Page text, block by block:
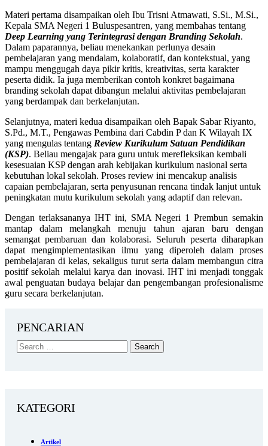
Materi pertama disampaikan oleh Ibu Trisni Atmawati, S.Si., M.Si.,
Kepala SMA Negeri 1 Buluspesantren, yang membahas tentang
Deep Learning yang Terintegrasi dengan Branding Sekolah.
Dalam paparannya, beliau menekankan perlunya desain
pembelajaran yang mendalam, kolaboratif, dan kontekstual, yang
mampu menggugah daya pikir kritis, kreativitas, serta karakter
peserta didik. Ia juga memberikan contoh konkret bagaimana
branding sekolah dapat dibangun melalui aktivitas pembelajaran
yang berdampak dan berkelanjutan.
Selanjutnya, materi kedua disampaikan oleh Bapak Sabar Riyanto,
S.Pd., M.T., Pengawas Pembina dari Cabdin P dan K Wilayah IX
yang mengulas tentang Review Kurikulum Satuan Pendidikan
(KSP). Beliau mengajak para guru untuk merefleksikan kembali
kesesuaian KSP dengan arah kebijakan kurikulum nasional serta
kebutuhan lokal sekolah. Proses review ini mencakup analisis
capaian pembelajaran, serta penyusunan rencana tindak lanjut untuk
peningkatan mutu kurikulum sekolah yang adaptif dan relevan.
Dengan terlaksananya IHT ini, SMA Negeri 1 Prembun semakin
mantap dalam melangkah menuju tahun ajaran baru dengan
semangat pembaruan dan kolaborasi. Seluruh peserta diharapkan
dapat mengimplementasikan ilmu yang diperoleh dalam proses
pembelajaran di kelas, sekaligus turut serta dalam membangun citra
positif sekolah melalui karya dan inovasi. IHT ini menjadi tonggak
awal penguatan budaya belajar dan pengembangan profesionalisme
guru secara berkelanjutan.
PENCARIAN
KATEGORI
Artikel